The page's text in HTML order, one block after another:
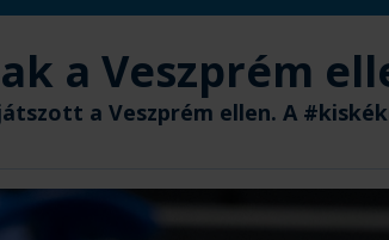
a Veszprém
a Veszprém ellen. A